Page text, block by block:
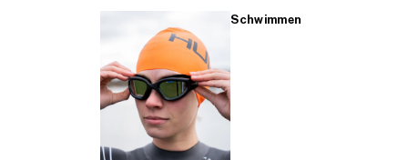
Schwimmen